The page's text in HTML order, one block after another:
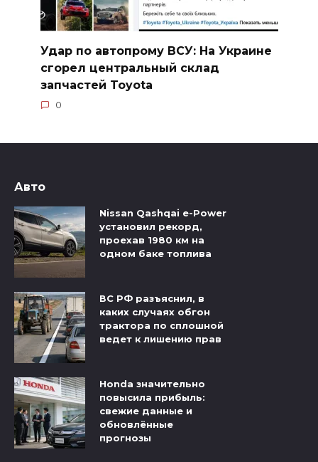
Удар по автопрому ВСУ: На Украине
сгорел центральный склад
запчастей Toyota
0
Авто
Nissan Qashqai e-Power
установил рекорд,
проехав 1980 км на
одном баке топлива
ВС РФ разъяснил, в
каких случаях обгон
трактора по сплошной
ведет к лишению прав
Honda значительно
повысила прибыль:
свежие данные и
обновлённые
прогнозы